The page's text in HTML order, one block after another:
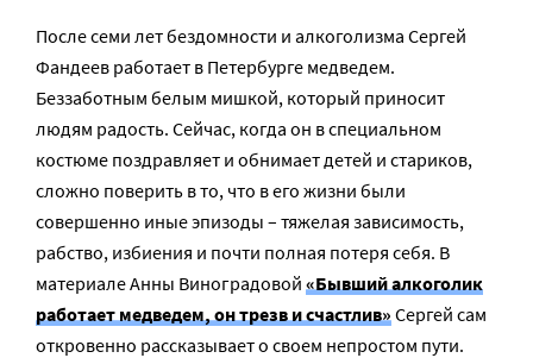
После семи лет бездомности и алкоголизма Сергей
Фандеев работает в Петербурге медведем.
Беззаботным белым мишкой, который приносит
людям радость. Сейчас, когда он в специальном
костюме поздравляет и обнимает детей и стариков,
сложно поверить в то, что в его жизни были
совершенно иные эпизоды – тяжелая зависимость,
рабство, избиения и почти полная потеря себя. В
материале Анны Виноградовой «Бывший алкоголик
работает медведем, он трезв и счастлив» Сергей сам
откровенно рассказывает о своем непростом пути.